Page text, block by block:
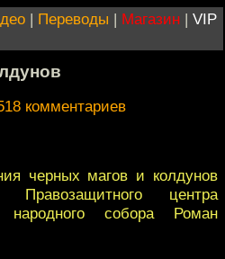
| Переводы | Магазин | VIP
комментариев
черных магов и колдунов
Правозащитного центра
народного собора Роман